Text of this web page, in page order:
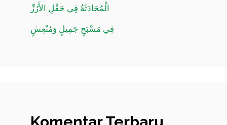
الْمُحَادَثَةُ فِي حَقْلِ الأَرُزِّ
فِي مَسْبَحٍ جَمِيلٍ وَمُنْعِشٍ